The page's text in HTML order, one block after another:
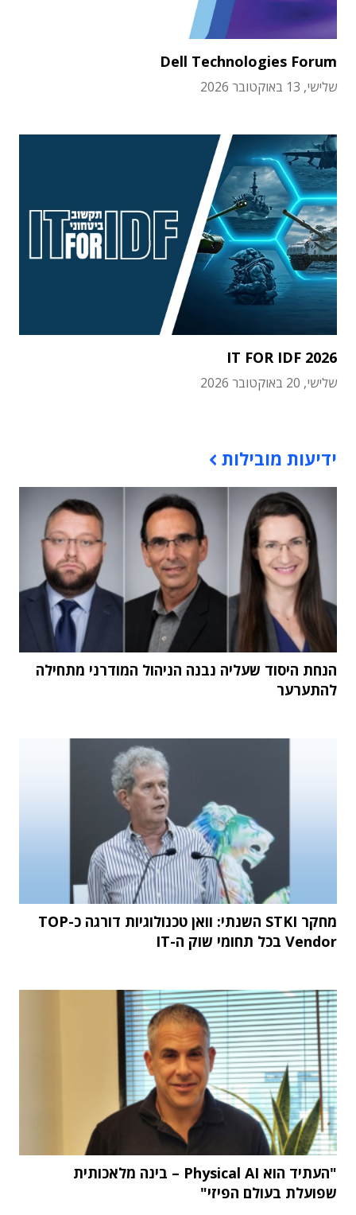
Dell Technologies Forum
שלישי, 13 באוקטובר 2026
IT FOR IDF 2026
שלישי, 20 באוקטובר 2026
ידיעות מובילות
הנחת היסוד שעליה נבנה הניהול המודרני מתחילה
להתערער
מחקר STKI השנתי: וואן טכנולוגיות דורגה כ-TOP
Vendor בכל תחומי שוק ה-IT
"העתיד הוא Physical AI – בינה מלאכותית
שפועלת בעולם הפיזי"